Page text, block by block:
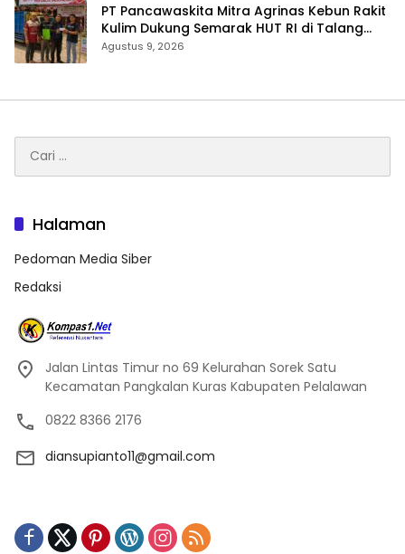
‎PT Pancawaskita Mitra Agrinas Kebun Rakit
Kulim Dukung Semarak HUT RI di Talang
Perigi
Agustus 9, 2026
untuk:
Halaman
Pedoman Media Siber
Redaksi
Jalan Lintas Timur no 69 Kelurahan Sorek Satu
Kecamatan Pangkalan Kuras Kabupaten Pelalawan
0822 8366 2176
diansupianto11@gmail.com